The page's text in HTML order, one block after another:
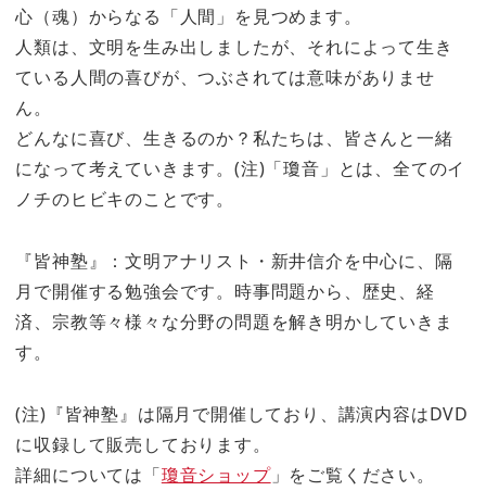
心（魂）からなる「人間」を見つめます。
人類は、文明を生み出しましたが、それによって生き
ている人間の喜びが、つぶされては意味がありませ
ん。
どんなに喜び、生きるのか？私たちは、皆さんと一緒
になって考えていきます。(注)「瓊音」とは、全てのイ
ノチのヒビキのことです。
『皆神塾』：文明アナリスト・新井信介を中心に、隔
月で開催する勉強会です。時事問題から、歴史、経
済、宗教等々様々な分野の問題を解き明かしていきま
す。
(注)『皆神塾』は隔月で開催しており、講演内容はDVD
に収録して販売しております。
詳細については「瓊音ショップ」をご覧ください。